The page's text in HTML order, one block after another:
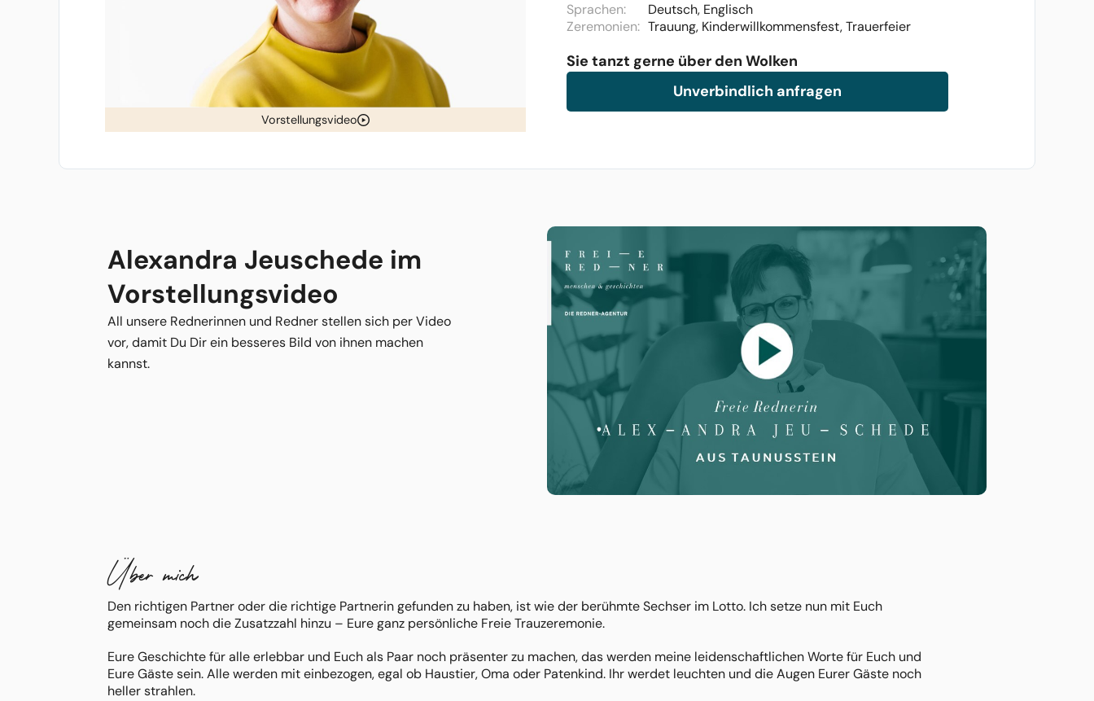
Vorstellungsvideo
Sprachen:
Deutsch, Englisch
Zeremonien: Trauung, Kinderwillkommensfest, Trauerfeier
Sie tanzt gerne über den Wolken
Unverbindlich anfragen
Alexandra Jeuschede im
Vorstellungsvideo
All unsere Rednerinnen und Redner stellen sich per Video
vor, damit Du Dir ein besseres Bild von ihnen machen
kannst.
Über mich
Den richtigen Partner oder die richtige Partnerin gefunden zu haben, ist wie der berühmte Sechser im Lotto. Ich setze nun mit Euch
gemeinsam noch die Zusatzzahl hinzu – Eure ganz persönliche Freie Trauzeremonie.
Eure Geschichte für alle erlebbar und Euch als Paar noch präsenter zu machen, das werden meine leidenschaftlichen Worte für Euch und
Eure Gäste sein. Alle werden mit einbezogen, egal ob Haustier, Oma oder Patenkind. Ihr werdet leuchten und die Augen Eurer Gäste noch
heller strahlen.